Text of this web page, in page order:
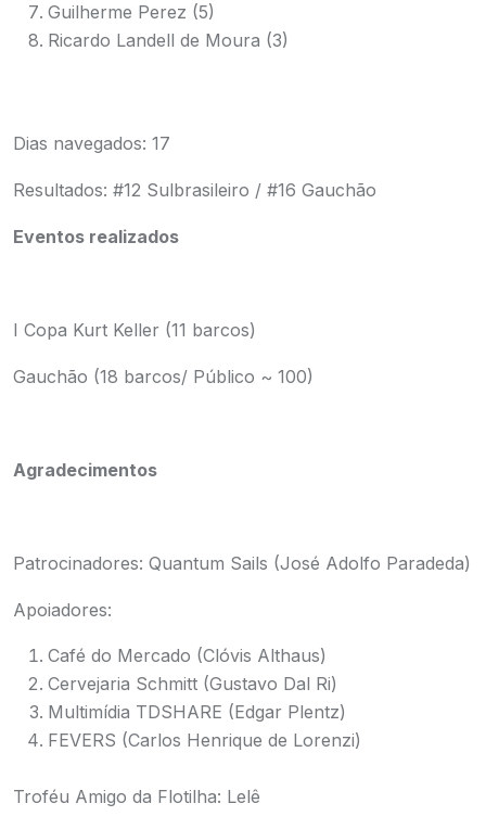
Guilherme Perez (5)
Ricardo Landell de Moura (3)
Dias navegados: 17
Resultados: #12 Sulbrasileiro / #16 Gauchão
Eventos realizados
I Copa Kurt Keller (11 barcos)
Gauchão (18 barcos/ Público ~ 100)
Agradecimentos
Patrocinadores: Quantum Sails (José Adolfo Paradeda)
Apoiadores:
Café do Mercado (Clóvis Althaus)
Cervejaria Schmitt (Gustavo Dal Ri)
Multimídia TDSHARE (Edgar Plentz)
FEVERS (Carlos Henrique de Lorenzi)
Troféu Amigo da Flotilha: Lelê